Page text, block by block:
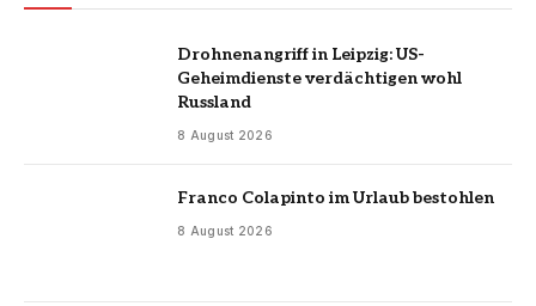
Drohnenangriff in Leipzig: US-
Geheimdienste verdächtigen wohl
Russland
8 August 2026
Franco Colapinto im Urlaub bestohlen
8 August 2026